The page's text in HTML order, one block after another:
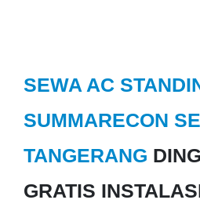
SEWA AC
SUMMARECON
TANGERANG
GRATIS